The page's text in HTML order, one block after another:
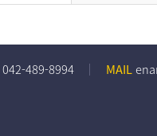
042-489-8994 MAIL